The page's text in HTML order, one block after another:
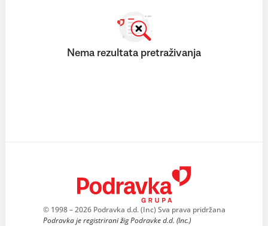
Nema rezultata pretraživanja
© 1998 – 2026 Podravka d.d. (Inc) Sva prava pridržana
Podravka je registrirani žig Podravke d.d. (Inc.)